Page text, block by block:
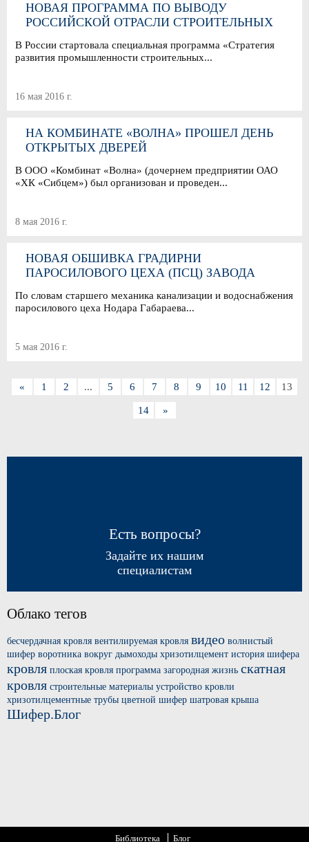
НОВАЯ ПРОГРАММА ПО ВЫВОДУ
РОССИЙСКОЙ ОТРАСЛИ СТРОИТЕЛЬНЫХ
МИРОВОГО РЫНКА
В России стартовала специальная программа «Стратегия
развития промышленности строительных...
16 мая 2016 г.
НА КОМБИНАТЕ «ВОЛНА» ПРОШЕЛ ДЕНЬ
ОТКРЫТЫХ ДВЕРЕЙ
В ООО «Комбинат «Волна» (дочернем предприятии ОАО
«ХК «Сибцем») был организован и проведен...
8 мая 2016 г.
НОВАЯ ОБШИВКА ГРАДИРНИ
ПАРОСИЛОВОГО ЦЕХА (ПСЦ) ЗАВОДА
По словам старшего механика канализации и водоснабжения
паросилового цеха Нодара Габараева...
5 мая 2016 г.
« 1 2 ... 5 6 7 8 9 10 11 12 13
14 »
Есть вопросы?
Задайте их нашим
специалистам
Облако тегов
бесчердачная кровля вентилируемая кровля видео волнистый
шифер воротника вокруг дымоходы хризотилцемент история шифера
кровля плоская кровля программа загородная жизнь скатная
кровля строительные материалы устройство кровли
хризотилцементные трубы цветной шифер шатровая крыша
Шифер.Блог
Библиотека Блог